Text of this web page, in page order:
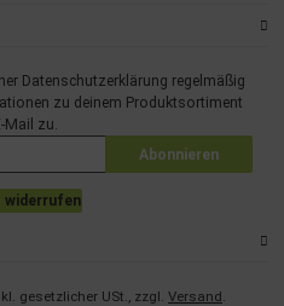
Datenschutzerklärung regelmäßig
zu deinem Produktsortiment
Mail zu.
Abonnieren
widerrufen
gesetzlicher USt., zzgl. Versand.